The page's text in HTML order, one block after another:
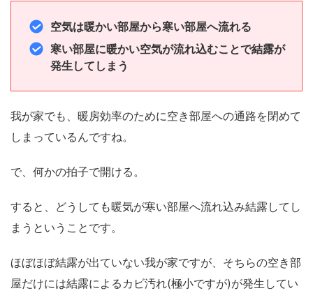
空気は暖かい部屋から寒い部屋へ流れる
寒い部屋に暖かい空気が流れ込むことで結露が
発生してしまう
我が家でも、暖房効率のために空き部屋への通路を閉めて
しまっているんですね。
で、何かの拍子で開ける。
すると、どうしても暖気が寒い部屋へ流れ込み結露してし
まうということです。
ほぼほぼ結露が出ていない我が家ですが、そちらの空き部
屋だけには結露によるカビ汚れ(極小ですが)が発生してい